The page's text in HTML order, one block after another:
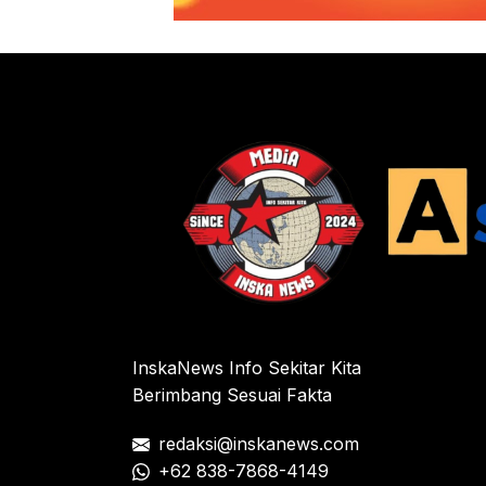
InskaNews Info Sekitar Kita
Berimbang Sesuai Fakta
redaksi@inskanews.com
+62 838-7868-4149